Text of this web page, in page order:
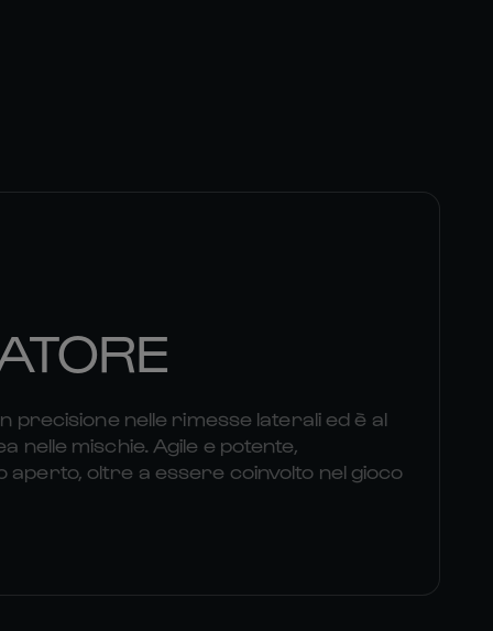
precisione nelle rimesse laterali ed è al
nelle mischie. Agile e potente,
aperto, oltre a essere coinvolto nel gioco